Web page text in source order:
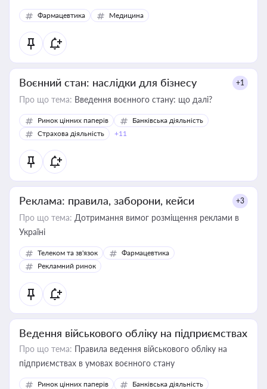
Фармацевтика Медицина
Воєнний стан: наслідки для бізнесу +1
Про що тема: Введення воєнного стану: що далі?
Ринок цінних паперів
Банківська діяльність
Страхова діяльність
+11
Реклама: правила, заборони, кейси +3
Про що тема: Дотримання вимог розміщення реклами в
Україні
Телеком та зв'язок
Фармацевтика
Рекламний ринок
Ведення військового обліку на підприємствах
Про що тема: Правила ведення військового обліку на
підприємствах в умовах воєнного стану
Ринок цінних паперів
Банківська діяльність